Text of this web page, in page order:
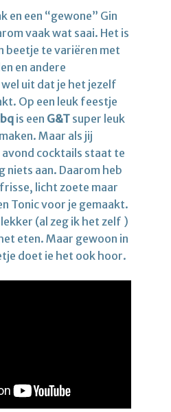
en een “gewone” Gin
vaak wat saai. Het is
beetje te variëren met
en andere
uit dat je het jezelf
Op een leuk feestje
is een G&T super leuk
Maar als jij
cocktails staat te
niets aan. Daarom heb
licht zoete maar
Tonic voor je gemaakt.
(al zeg ik het zelf )
eten. Maar gewoon in
doet ie het ook hoor.